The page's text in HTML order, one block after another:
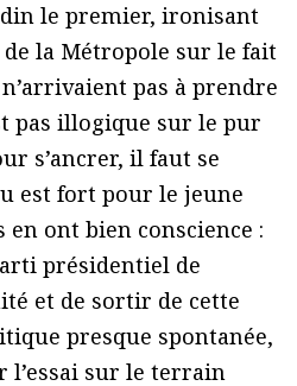
le premier, ironisant
la Métropole sur le fait
pas à prendre
pas illogique sur le pur
s’ancrer, il faut se
est fort pour le jeune
ont bien conscience :
présidentiel de
et de sortir de cette
presque spontanée,
sur le terrain